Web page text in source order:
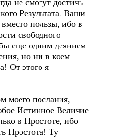
не смогут достичь
Результата. Ваши
пользы, ибо в
свободного
еще одним деянием
но ни в коем
От этого я
моего послания,
Истинное Величие
в Простоте, ибо
Простота! Ту